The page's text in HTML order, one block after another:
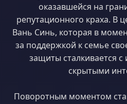
оказавшейся на
репутационного краха. В
Вань Синь, которая в
за поддержкой к семье
защиты сталкивается
скрытыми
Поворотным моментом